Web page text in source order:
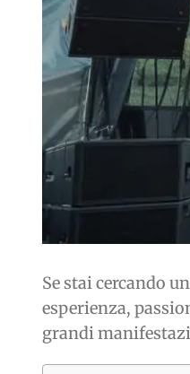
Se stai cercando
esperienza,
grandi